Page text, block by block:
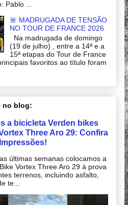
Pablo ...
🚨 MADRUGADA DE TENSÃO
NO TOUR DE FRANCE 2026
Na madrugada de domingo
(19 de julho) , entre a 14ª e a
15ª etapas do Tour de France
favoritos ao título foram
no blog:
a bicicleta Verden bikes
Three Aro 29: Confira
últimas semanas colocamos a
Vortex Three Aro 29 à prova
terrenos, incluindo asfalto,
te...